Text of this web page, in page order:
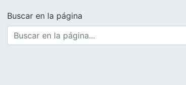
Buscar en la página